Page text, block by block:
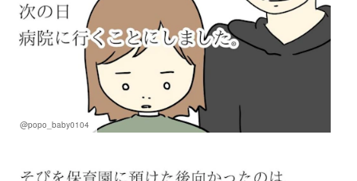
@popo_baby0104